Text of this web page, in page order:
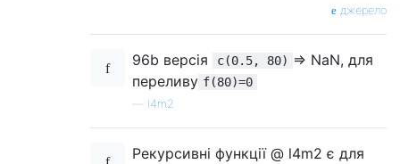
джерело
96b версія c(0.5, 80) => NaN, для
переливу f(80)=0
l4m2
Рекурсивні функції @ l4m2 є для